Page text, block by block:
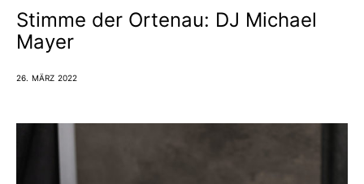
Stimme der Ortenau: DJ Michael
Mayer
26. MÄRZ 2022